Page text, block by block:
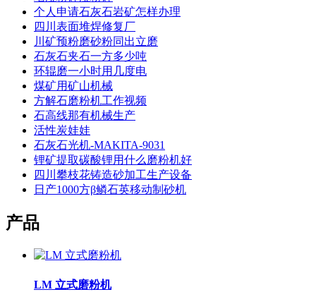
个人申请石灰石岩矿怎样办理
四川表面堆焊修复厂
川矿预粉磨砂粉同出立磨
石灰石夹石一方多少吨
环辊磨一小时用几度电
煤矿用矿山机械
方解石磨粉机工作视频
石高线那有机械生产
活性炭娃娃
石灰石光机-MAKITA-9031
锂矿提取碳酸锂用什么磨粉机好
四川攀枝花铸造砂加工生产设备
日产1000方β鳞石英移动制砂机
产品
LM 立式磨粉机